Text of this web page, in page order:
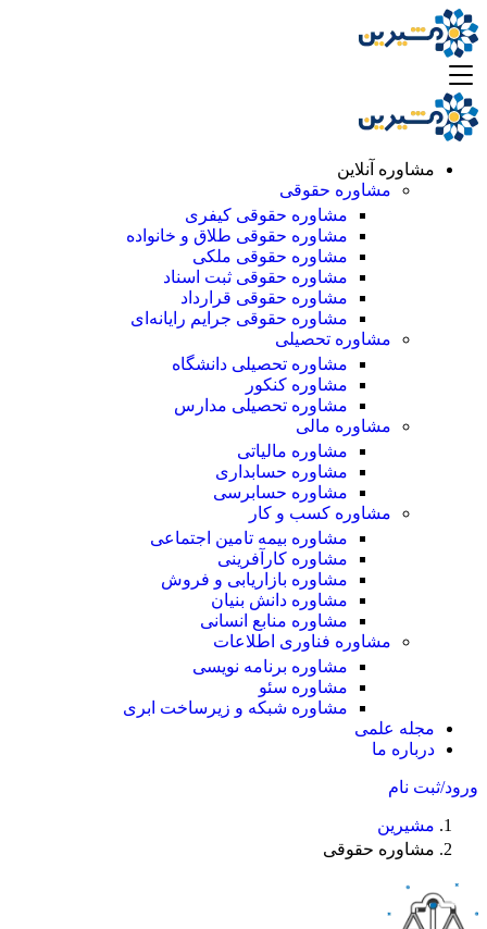
مشاوره آنلاین
مشاوره حقوقی
مشاوره حقوقی کیفری
مشاوره حقوقی طلاق و خانواده
مشاوره حقوقی ملکی
مشاوره حقوقی ثبت اسناد
مشاوره حقوقی قرارداد
مشاوره حقوقی جرایم رایانه‌ای
مشاوره تحصیلی
مشاوره تحصیلی دانشگاه
مشاوره کنکور
مشاوره تحصیلی مدارس
مشاوره مالی
مشاوره مالیاتی
مشاوره حسابداری
مشاوره حسابرسی
مشاوره کسب و کار
مشاوره بیمه تامین اجتماعی
مشاوره کارآفرینی
مشاوره بازاریابی و فروش
مشاوره دانش بنیان
مشاوره منابع انسانی
مشاوره فناوری اطلاعات
مشاوره برنامه نویسی
مشاوره سئو
مشاوره شبکه و زیرساخت ابری
مجله علمی
درباره ما
ورود/ثبت نام
مشیرین
مشاوره حقوقی